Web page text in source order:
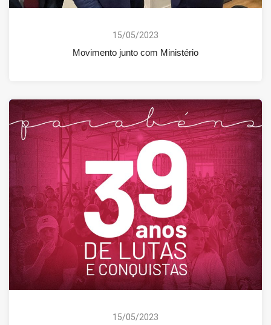
15/05/2023
Movimento junto com Ministério
15/05/2023